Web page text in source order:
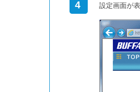
4 設定画面が